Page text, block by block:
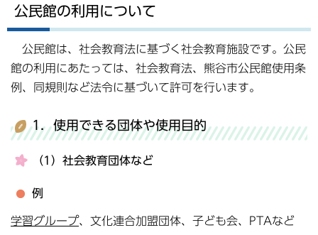
公民館の利用について
公民館は、社会教育法に基づく社会教育施設です。公民
館の利用にあたっては、社会教育法、熊谷市公民館使用条
例、同規則など法令に基づいて許可を行います。
1．使用できる団体や使用目的
（1）社会教育団体など
例
学習グループ、文化連合加盟団体、子ども会、PTAなど